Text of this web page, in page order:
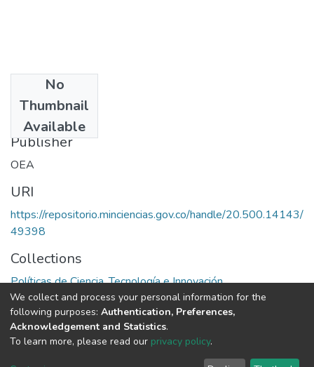
No
Thumbnail
Available
1975
Publisher
OEA
URI
https://repositorio.minciencias.gov.co/handle/20.500.14143/
49398
Collections
Políticas de Ciencia, Tecnología e Innovación
Full item page
DSpace software copyright © 2002-2026
We collect and process your personal information for the
following purposes: Authentication, Preferences,
Acknowledgement and Statistics.
To learn more, please read our privacy policy.